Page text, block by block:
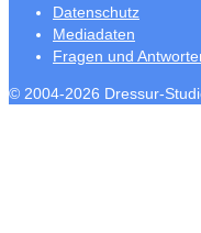
Datenschutz
Mediadaten
Fragen und
© 2004-2026 Dressur-